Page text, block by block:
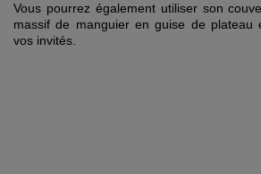
Vous pourrez également utiliser son
massif de manguier en guise de plateau
vos invités.